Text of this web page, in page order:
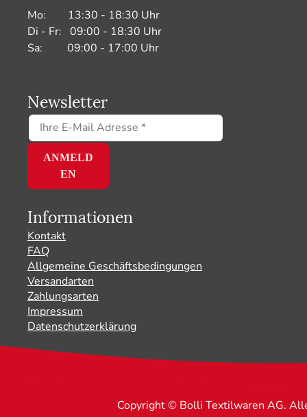
Mo: 13:30 - 18:30 Uhr
Di - Fr: 09:00 - 18:30 Uhr
Sa: 09:00 - 17:00 Uhr
Newsletter
Informationen
Kontakt
FAQ
Allgemeine Geschäftsbedingungen
Versandarten
Zahlungsarten
Impressum
Datenschutzerklärung
Copyright © Bolli Textilwaren AG.